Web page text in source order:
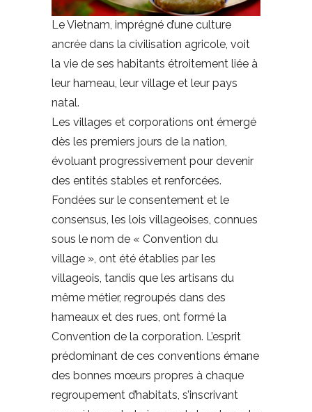
Le Vietnam, imprégné d’une culture
ancrée dans la civilisation agricole, voit
la vie de ses habitants étroitement liée à
leur hameau, leur village et leur pays
natal.
Les villages et corporations ont émergé
dès les premiers jours de la nation,
évoluant progressivement pour devenir
des entités stables et renforcées.
Fondées sur le consentement et le
consensus, les lois villageoises, connues
sous le nom de « Convention du
village », ont été établies par les
villageois, tandis que les artisans du
même métier, regroupés dans des
hameaux et des rues, ont formé la
Convention de la corporation. L’esprit
prédominant de ces conventions émane
des bonnes mœurs propres à chaque
regroupement d’habitats, s’inscrivant